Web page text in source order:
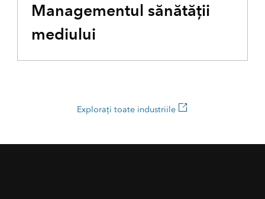
Managementul sănătății
mediului
Explorați toate industriile